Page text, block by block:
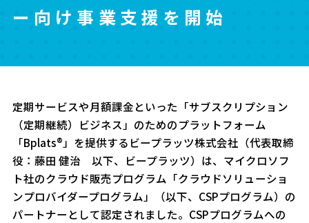
ー向け事業支援を開始
定期サービスや月額課金といった「サブスクリプション
（定期継続）ビジネス」のためのプラットフォーム
「Bplats®」を提供するビープラッツ株式会社（代表取締
役：藤田 健治 以下、ビープラッツ）は、マイクロソフ
ト社のクラウド販売プログラム「クラウドソリューショ
ンプロバイダープログラム」（以下、CSPプログラム）の
パートナーとして認定されました。CSPプログラムへの